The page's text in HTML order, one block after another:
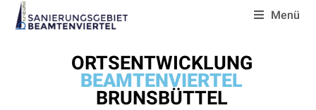
Menü
ORTSENTWICKLUNG
BEAMTENVIERTEL
BRUNSBÜTTEL